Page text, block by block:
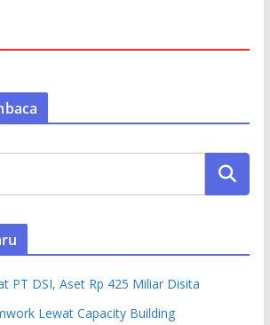
PT DSI, Aset Rp 425 Miliar Disita
Lewat Capacity Building